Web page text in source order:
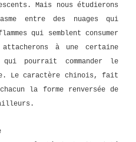
Mais nous étudierons
entre des nuages qui
qui semblent consumer
à une certaine
pourrait commander le
Le caractère chinois, fait
la forme renversée de